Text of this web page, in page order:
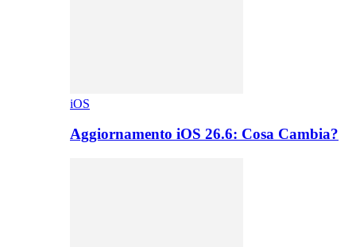
iOS
Aggiornamento iOS 26.6: Cosa Cambia?